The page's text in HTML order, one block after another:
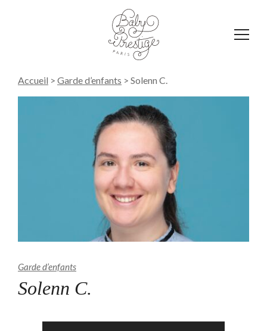
Accueil > Garde d’enfants > Solenn C.
Garde d’enfants
Solenn C.